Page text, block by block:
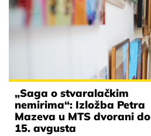
„Saga o stvaralačkim
nemirima“: Izložba Petra
Mazeva u MTS dvorani do
15. avgusta